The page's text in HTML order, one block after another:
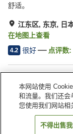
舒适。
江东区, 东京, 日
在地图上查看
4.2 很好 点评数:
停车场
酒吧
日本 东京
本网站使用
和流量。我们还会
您使用我们网站相
不得出售